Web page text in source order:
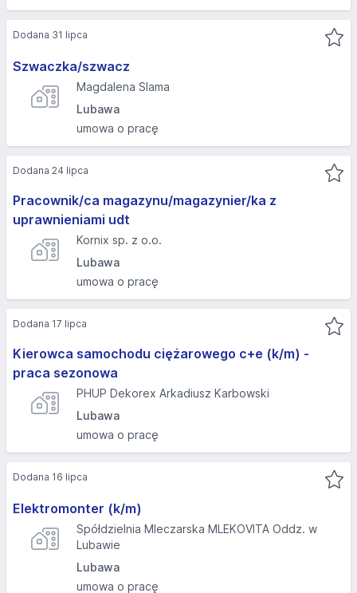
Szwaczka/szwacz
Magdalena Slama
Lubawa
umowa o pracę
Dodana 31 lipca
Pracownik/ca magazynu/magazynier/ka z
uprawnieniami udt
Kornix sp. z o.o.
Lubawa
umowa o pracę
Dodana 24 lipca
Kierowca samochodu ciężarowego c+e (k/m) -
praca sezonowa
PHUP Dekorex Arkadiusz Karbowski
Lubawa
umowa o pracę
Dodana 17 lipca
Elektromonter (k/m)
Spółdzielnia Mleczarska MLEKOVITA Oddz. w
Lubawie
Lubawa
umowa o pracę
Dodana 16 lipca